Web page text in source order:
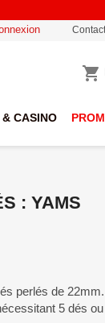
shopping_cart
& CASINO
: YAMS
perlés de
5 dés